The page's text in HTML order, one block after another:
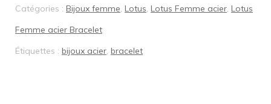
coeur
LS2560/2/1
Catégories : Bijoux femme, Lotus, Lotus Femme acier, Lotus
Femme acier Bracelet
Étiquettes : bijoux acier, bracelet